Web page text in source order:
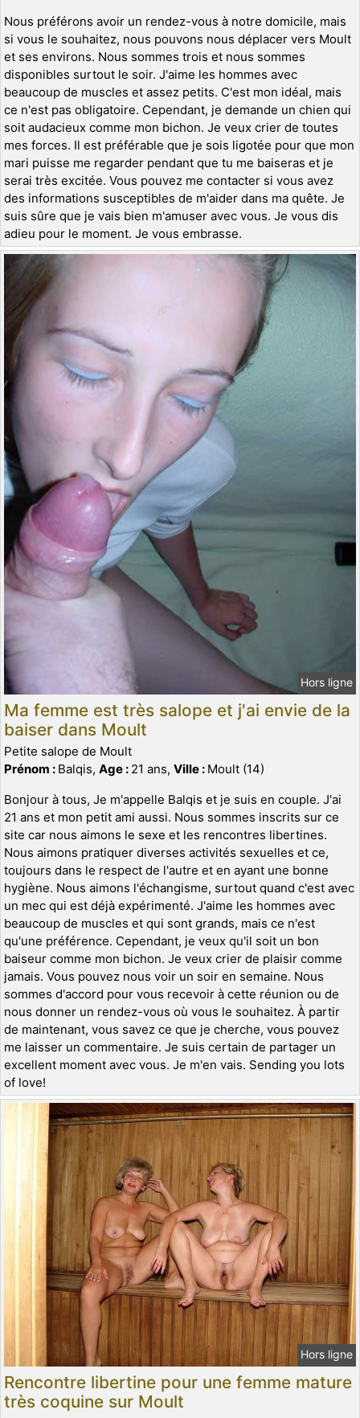
Nous préférons avoir un rendez-vous à notre domicile, mais
si vous le souhaitez, nous pouvons nous déplacer vers Moult
et ses environs. Nous sommes trois et nous sommes
disponibles surtout le soir. J'aime les hommes avec
beaucoup de muscles et assez petits. C'est mon idéal, mais
ce n'est pas obligatoire. Cependant, je demande un chien qui
soit audacieux comme mon bichon. Je veux crier de toutes
mes forces. Il est préférable que je sois ligotée pour que mon
mari puisse me regarder pendant que tu me baiseras et je
serai très excitée. Vous pouvez me contacter si vous avez
des informations susceptibles de m'aider dans ma quête. Je
suis sûre que je vais bien m'amuser avec vous. Je vous dis
adieu pour le moment. Je vous embrasse.
Hors ligne
Ma femme est très salope et j'ai envie de la
baiser dans Moult
Petite salope de Moult
Prénom : Balqis, Age : 21 ans, Ville : Moult (14)
Bonjour à tous, Je m'appelle Balqis et je suis en couple. J'ai
21 ans et mon petit ami aussi. Nous sommes inscrits sur ce
site car nous aimons le sexe et les rencontres libertines.
Nous aimons pratiquer diverses activités sexuelles et ce,
toujours dans le respect de l'autre et en ayant une bonne
hygiène. Nous aimons l'échangisme, surtout quand c'est avec
un mec qui est déjà expérimenté. J'aime les hommes avec
beaucoup de muscles et qui sont grands, mais ce n'est
qu'une préférence. Cependant, je veux qu'il soit un bon
baiseur comme mon bichon. Je veux crier de plaisir comme
jamais. Vous pouvez nous voir un soir en semaine. Nous
sommes d'accord pour vous recevoir à cette réunion ou de
nous donner un rendez-vous où vous le souhaitez. À partir
de maintenant, vous savez ce que je cherche, vous pouvez
me laisser un commentaire. Je suis certain de partager un
excellent moment avec vous. Je m'en vais. Sending you lots
of love!
Hors ligne
Rencontre libertine pour une femme mature
très coquine sur Moult